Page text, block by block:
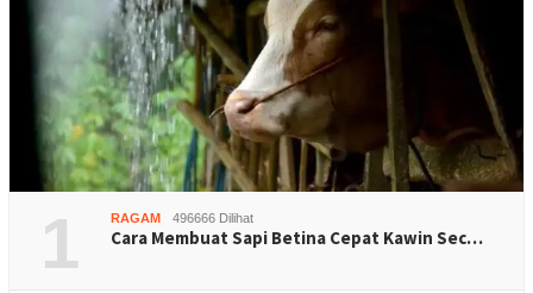
1 RAGAM 496666 Dilihat
Cara Membuat Sapi Betina Cepat Kawin Sec…